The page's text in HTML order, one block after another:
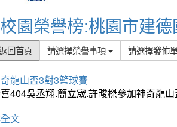
校園榮譽榜:桃園市建
回首頁 請選擇榮譽事項 請選擇發佈
龍山盃3對3籃球賽
404吳丞翔.簡立宬.許畯榤參加神奇龍
文